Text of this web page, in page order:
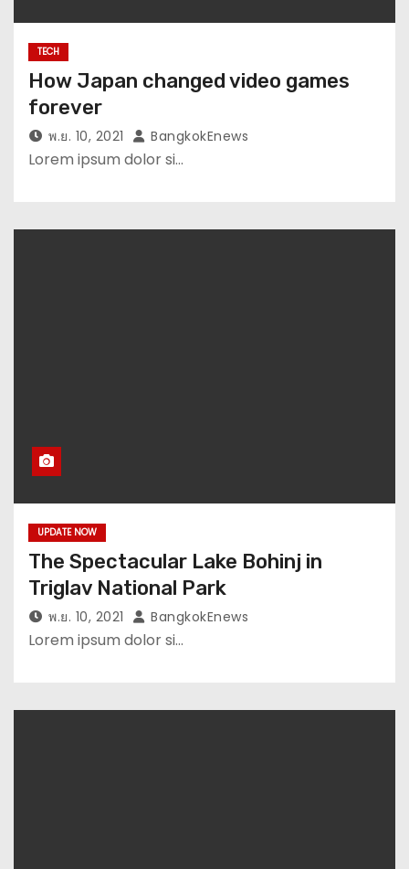
TECH
How Japan changed video games
forever
พ.ย. 10, 2021 BangkokEnews
Lorem ipsum dolor si…
UPDATE NOW
The Spectacular Lake Bohinj in
Triglav National Park
พ.ย. 10, 2021 BangkokEnews
Lorem ipsum dolor si…